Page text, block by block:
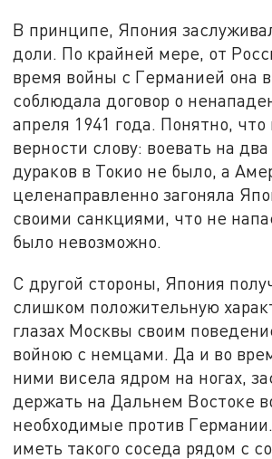
В принципе, Япония
доли. По крайней мере, от
время войны с Германией она
соблюдала договор о
апреля 1941 года. Понятно, что
верности слову: воевать на
дураков в Токио не было, а
целенаправленно загоняла
своими санкциями, что не
было невозможно.
С другой стороны, Япония
слишком положительную
глазах Москвы своим
войною с немцами. Да и во
ними висела ядром на ногах,
держать на Дальнем Востоке
необходимые против
иметь такого соседа рядом с